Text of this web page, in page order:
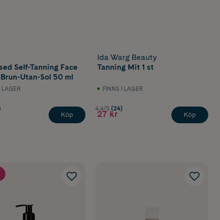
fått bäst i
Self-Tanning Face
Utan-Sol 50 ml
LAGER
Köp
Ida Warg Beauty
Tanning Mit 1 st
FINNS I LAGER
4.4/5 (24)
27 kr Köp